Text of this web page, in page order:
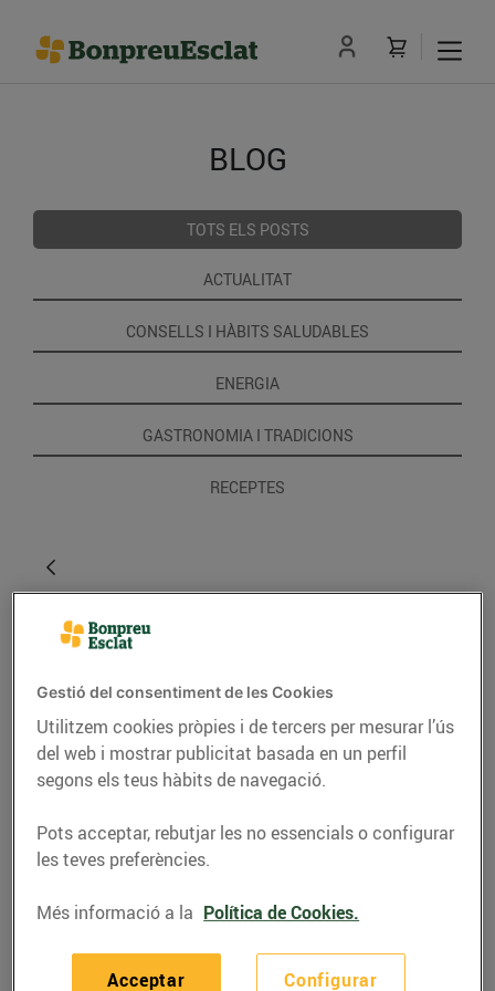
BLOG
TOTS ELS POSTS
ACTUALITAT
CONSELLS I HÀBITS SALUDABLES
ENERGIA
GASTRONOMIA I TRADICIONS
RECEPTES
Sopa de carxofes amb
bunyols de bacallà i
ibèric
Gestió del consentiment de les Cookies
Utilitzem cookies pròpies i de tercers per mesurar l’ús
del web i mostrar publicitat basada en un perfil
segons els teus hàbits de navegació.
Pots acceptar, rebutjar les no essencials o configurar
les teves preferències.
Més informació a la Política de Cookies.
Configurar
Acceptar